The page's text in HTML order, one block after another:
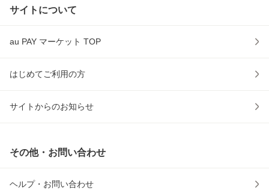
サイトについて
au PAY マーケット TOP
はじめてご利用の方
サイトからのお知らせ
その他・お問い合わせ
ヘルプ・お問い合わせ